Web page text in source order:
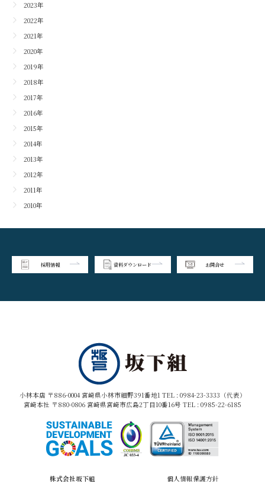
2023年
2022年
2021年
2020年
2019年
2018年
2017年
2016年
2015年
2014年
2013年
2012年
2011年
2010年
採用情報 資料ダウンロード お問合せ
小林本店 〒886-0004 宮崎県小林市細野391番地1 TEL : 0984-23-3333（代表）
宮崎本社 〒880-0806 宮崎県宮崎市広島2丁目10番16号 TEL : 0985-22-6185
株式会社坂下組 個人情報保護方針